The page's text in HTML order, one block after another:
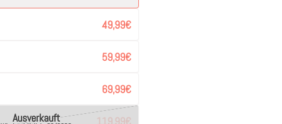
49,99€
59,99€
69,99€
Ausverkauft 119,99€